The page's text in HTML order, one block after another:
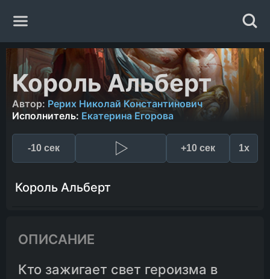
Главная
Жанры
Авторы
Исполнители
Король Альберт
Автор: Рерих Николай Константинович
Исполнитель: Екатерина Егорова
-10 сек +10 сек 1x
Король Альберт
ОПИСАНИЕ
Кто зажигает свет героизма в